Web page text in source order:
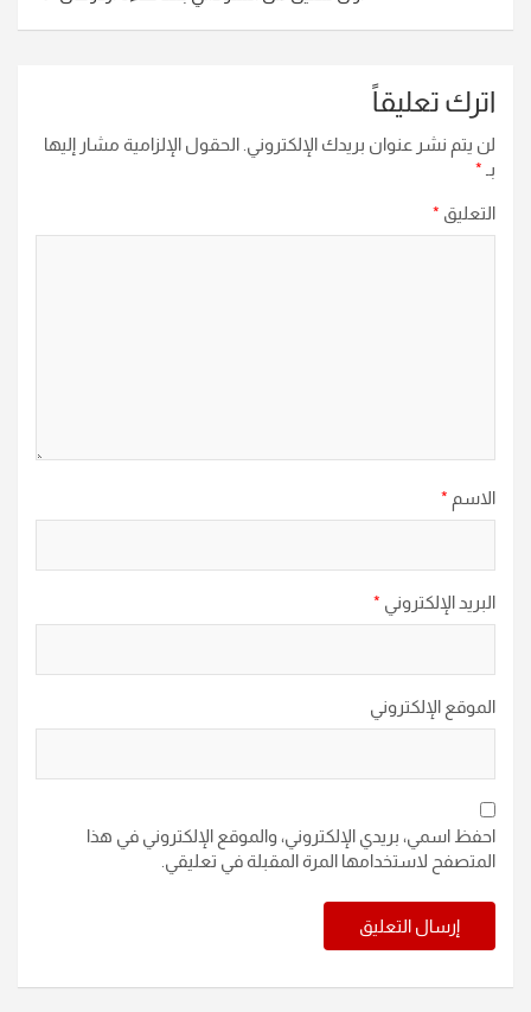
اترك تعليقاً
لن يتم نشر عنوان بريدك الإلكتروني. الحقول الإلزامية مشار إليها
بـ *
التعليق *
الاسم *
البريد الإلكتروني *
الموقع الإلكتروني
احفظ اسمي، بريدي الإلكتروني، والموقع الإلكتروني في هذا
المتصفح لاستخدامها المرة المقبلة في تعليقي.